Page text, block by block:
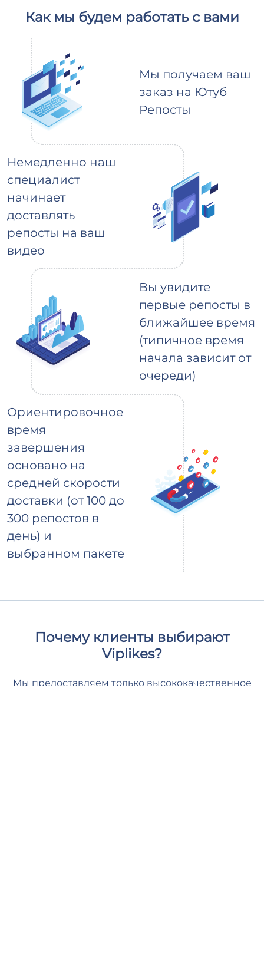
Как мы будем работать с вами
Мы получаем ваш
заказ на Ютуб
Репосты
Немедленно наш
специалист
начинает
доставлять
репосты на ваш
видео
Вы увидите
первые репосты в
ближайшее время
(типичное время
начала зависит от
очереди)
Ориентировочное
время
завершения
основано на
средней скорости
доставки (от 100 до
300 репостов в
день) и
выбранном пакете
Почему клиенты выбирают
Viplikes?
Мы предоставляем только высококачественное